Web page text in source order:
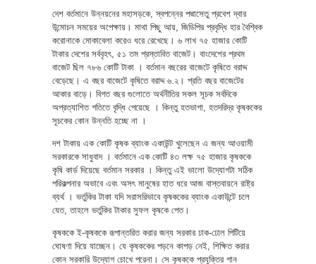
দেশ বর্তমানে উন্নয়নের মহাসড়কে, স্বপন্নের পদ্মাসেতু প্রবেশ দ্বার
উন্মোচন সময়ের অপেক্ষায়। মাথা পিছু আয়, জিডিপির প্রবৃদ্ধি হার বৈশ্বিক
করোনাকে মোকাবেলা করেও ধরে রেখেছে। ৬ লাখ ৭৫ হাজার কোটি
টাকার দেশের সর্ববৃহৎ, ৫১ তম প্রস্তাবিত বাজেট। বাংদেশের প্রথম
বাজেট ছিল ৭৮৬ কোটি টাকা । বর্তমান বছরের বাজেটে কৃষিতে বরাদ্দ
বেড়েছে। এ বছর বাজেটে কৃষিতে বরাদ্দ ৬.২। প্রতি বছর বাজেটের
আকার বাড়ে। বিগত বছর গুলোতে অর্থনীতির সকল সূচক সর্বদিকে
অপ্রত্যাশিত গতিতে বৃদ্ধি পেয়েছে । কিন্তু হতভাগা, হতদরিদ্র কৃষককের
সূচকের কোন উন্নতি হচ্ছে না ।
দশ টাকায় এক কোটি কৃষক ব্যাংক একাউন্ট খুলেছেন এ জন্য আওয়ামী
সরকারকে সাধুবাদ । বর্তমানে এক কোটি ৪৩ লক্ষ ৭৫ হাজার কৃষককে
কৃষি কার্ড দিয়েছে বর্তমান সরকার । কিন্তু এই ভালো উদ্যোগটা সঠিক
পরিকল্পনার অভাবে এবং অসৎ মানুষের হাত ধরে আজ বাস্তবায়নে রাষ্ট্র
ব্যর্থ । ভর্তুকির টাকা যদি সরাসরিভাবে কৃষককের ব্যাংক একাউন্টে চলে
যেত, তাহলে ভর্তুকির টাকার সুফল কৃষকে পেত।
কৃষককে ই-কৃষককে রূপান্তরিত করার জন্য সরকার ঢাক-ঢোল পিটিয়ে
ঘোষণা দিয়ে যাচ্ছেন। যে কৃষককের পড়নে কাপড় নেই, শিক্ষিত করার
কোন সরকারি উদ্যোগ চোখে পরেনা। সে কৃষককে প্রযুক্তির গান